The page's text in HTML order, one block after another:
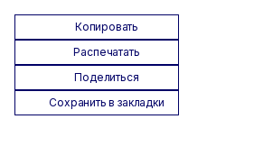
Копировать
Распечатать
Поделиться
Сохранить в закладки